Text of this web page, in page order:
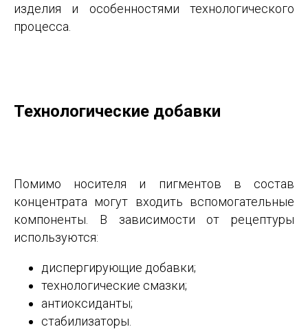
изделия и особенностями технологического
процесса.
Технологические добавки
Помимо носителя и пигментов в состав
концентрата могут входить вспомогательные
компоненты. В зависимости от рецептуры
используются:
диспергирующие добавки;
технологические смазки;
антиоксиданты;
стабилизаторы.